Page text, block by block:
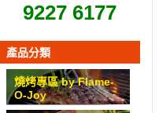
9227 6177
產品分類
燒烤專區 by Flame-
O-Joy